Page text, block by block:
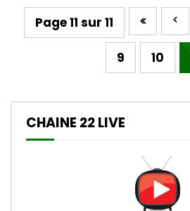
Page 11 sur 11
9 10
CHAINE 22 LIVE